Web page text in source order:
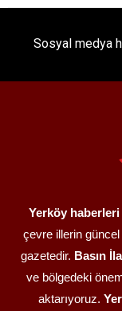
Sosyal medya
Yerköy haberleri
çevre illerin
gazetedir. Basın
ve bölgedeki
aktarıyoruz.